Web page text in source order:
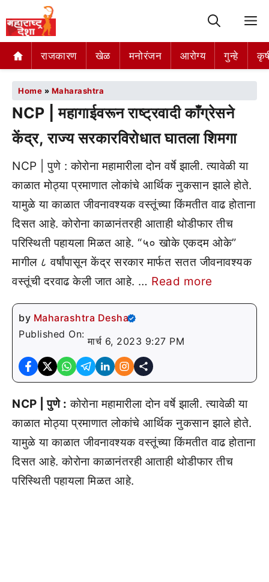
राजकारण खेळ मनोरंजन आरोग्य गुन्हे
Home » Maharashtra
NCP | महागाईवरून राष्ट्रवादी काँग्रेसने
केंद्र, राज्य सरकारविरोधात घातला शिमगा
NCP | पुणे : कोरोना महामारीला दोन वर्षे झाली. त्यावेळी या
काळात मोठ्या प्रमाणात लोकांचे आर्थिक नुकसान झाले होते.
यामुळे या काळात जीवनावश्यक वस्तूंच्या किंमतीत वाढ होताना
दिसत आहे. कोरोना काळानंतरही आताही थोडीफार तीच
परिस्थिती पहायला मिळत आहे. “५० खोके एकदम ओके”
मागील ८ वर्षांपासून केंद्र सरकार मार्फत सतत जीवनावश्यक
वस्तूंची दरवाढ केली जात आहे. … Read more
by Maharashtra Desha
Published On:
मार्च 6, 2023 9:27 PM
NCP | पुणे : कोरोना महामारीला दोन वर्षे झाली. त्यावेळी या
काळात मोठ्या प्रमाणात लोकांचे आर्थिक नुकसान झाले होते.
यामुळे या काळात जीवनावश्यक वस्तूंच्या किंमतीत वाढ होताना
दिसत आहे. कोरोना काळानंतरही आताही थोडीफार तीच
परिस्थिती पहायला मिळत आहे.